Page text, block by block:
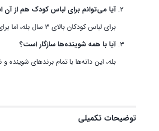
آیا می‌توانم برای لباس کودک هم از آن
برای لباس کودکان بالای ۳ سال بله، اما برای نوزادان زیر ۳۶ ماه توصیه نمی‌شود.
آیا با همه شوینده‌ها سازگار است؟
بله، این دانه‌ها با تمام برندهای شوینده
توضیحات تکمیلی